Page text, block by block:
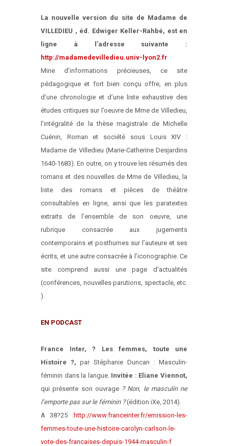
La nouvelle version du site de Madame de
VILLEDIEU , éd. Edwiger Keller-Rahbé, est en
ligne à l’adresse suivante :
http://madamedevilledieu.univ-lyon2.fr
Mine d’informations précieuses, ce site
pédagogique et fort bien conçu offre, en plus
d’une chronologie et d’une liste exhaustive des
études critiques sur l’oeuvre de Mme de Villedieu,
l’intégralité de la thèse magistrale de Michelle
Cuénin, Roman et société sous Louis XIV :
Madame de Villedieu (Marie-Catherine Desjardins
1640-1683). En outre, on y trouve les résumés des
romans et des nouvelles de Mme de Villedieu, la
liste des romans et pièces de théâtre
consultables en ligne, ainsi que les paratextes
extraits de l’ensemble de son oeuvre, une
rubrique consacrée aux jugements
contemporains et posthumes sur l’auteure et ses
écrits, et une autre consacrée à l’iconographie. Ce
site comprend aussi une page d’actualités
(conférences, nouvelles parutions, spectacle, etc.
).
EN PODCAST
France Inter, ? Les femmes, toute une
Histoire ?,par Stéphanie Duncan : Masculin-
féminin dans la langue. Invitée : Eliane Viennot,
qui présente son ouvrage ? Non, le masculin ne
l’emporte pas sur le féminin ?(édition iXe, 2014).
A 38?25 :http://www.franceinter.fr/emission-les-
femmes-toute-une-histoire-carolyn-carlson-le-
vote-des-francaises-depuis-1944-masculin-f